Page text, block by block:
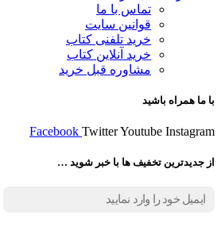
تماس با ما
قوانین سایت
خرید تلفنی کتاب
خرید آنلاین کتاب
مشاوره قبل خرید
با ما همراه باشید
Facebook TwitterYoutube Instagram
از جدیدترین تخفیف ها با خبر شوید …